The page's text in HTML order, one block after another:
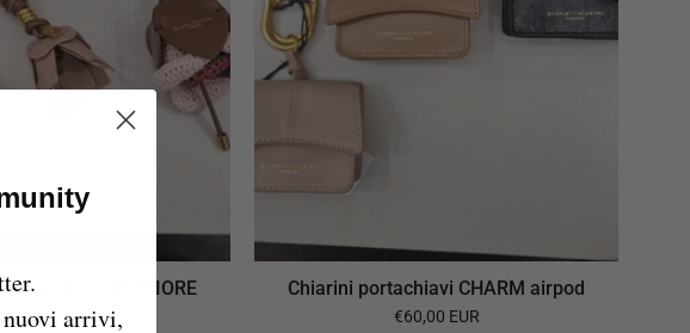
CHARM FIORE
€60,00 EUR
Chiarini portachiavi CHARM airpod
€60,00 EUR
nuovi arrivi,